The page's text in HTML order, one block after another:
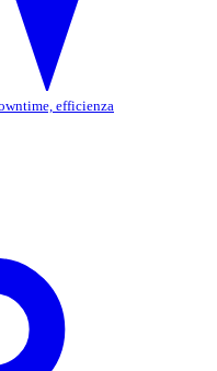
efficienza